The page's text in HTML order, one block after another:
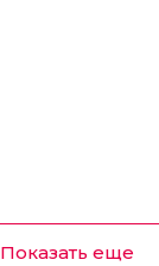
Показать еще